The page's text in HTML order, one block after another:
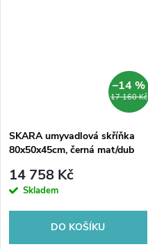
17 160 Kč
–14 %
SKARA umyvadlová skříňka
80x50x45cm, černá mat/dub
14 758 Kč
Skladem
DO KOŠÍKU